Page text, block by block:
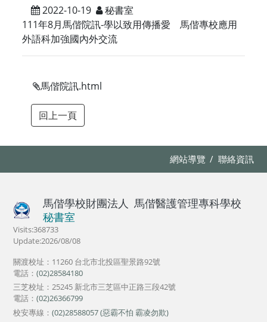
2022-10-19 秘書室
111年8月馬偕院訊-學以致用傳播愛 馬偕專校應用
外語科加強國內外交流
馬偕院訊.html
網站導覽 聯絡資訊
馬偕學校財團法人 馬偕醫護管理專科學校
秘書室
Visits:368733
Update:2026/08/08
關渡校址：11260 台北市北投區聖景路92號
電話：(02)28584180
三芝校址：25245 新北市三芝區中正路三段42號
電話：(02)26366799
校安專線：(02)28588057 (惡霸不怕 霸凌勿欺)